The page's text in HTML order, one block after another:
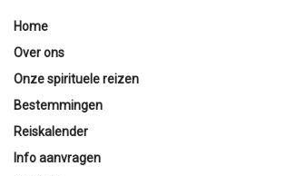
Home
Over ons
Onze spirituele reizen
Bestemmingen
Reiskalender
Info aanvragen